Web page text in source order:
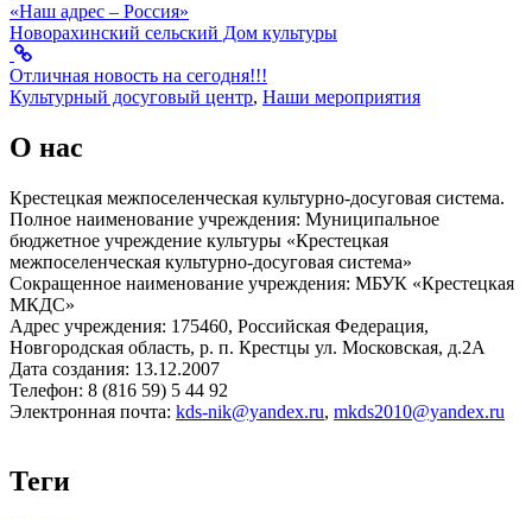
«Наш адрес – Россия»
Новорахинский сельский Дом культуры
Отличная новость на сегодня!!!
Культурный досуговый центр, Наши мероприятия
О нас
Крестецкая межпоселенческая культурно-досуговая система.
Полное наименование учреждения: Муниципальное
бюджетное учреждение культуры «Крестецкая
межпоселенческая культурно-досуговая система»
Сокращенное наименование учреждения: МБУК «Крестецкая
МКДС»
Адрес учреждения: 175460, Российская Федерация,
Новгородская область, р. п. Крестцы ул. Московская, д.2А
Дата создания: 13.12.2007
Телефон: 8 (816 59) 5 44 92
Электронная почта: kds-nik@yandex.ru, mkds2010@yandex.ru
Теги